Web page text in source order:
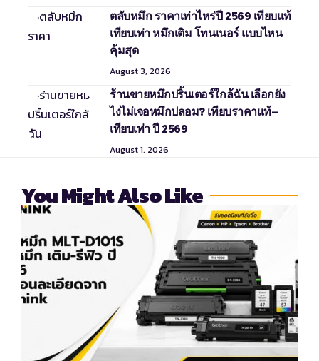
ตลับหมึก ราคาเท่าไหร่ปี 2569 เทียบแท้
เทียบเท่า หมึกเติม โทนเนอร์ แบบไหน
คุ้มสุด
August 3, 2026
ร้านขายหมึกปริ้นเตอร์ใกล้ฉัน เลือกยัง
ไงไม่เจอหมึกปลอม? เทียบราคาแท้–
เทียบเท่า ปี 2569
August 1, 2026
You Might Also Like